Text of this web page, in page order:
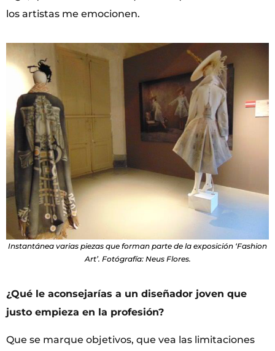
los artistas me emocionen.
Instantánea varias piezas que forman parte de la exposición ‘Fashion
Art’. Fotógrafía: Neus Flores.
¿Qué le aconsejarías a un diseñador joven que
justo empieza en la profesión?
Que se marque objetivos, que vea las limitaciones